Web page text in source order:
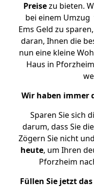
Preisezu bieten.
bei einem
Ems Geld zu
daran, Ihnen die
nun eine kleine
Haus in
Wir haben immer
Sparen Sie sich
darum, dass Sie
Zögern Sie nicht und
heute, um Ihren
Pforzheim
Füllen Sie jetzt